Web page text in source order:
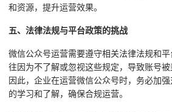
和资源，提升运营效果。
五、法律法规与平台政策的挑战
微信公众号运营需要遵守相关法律法规和
往因为不了解或忽视这些规定，导致账号被
因此，企业在运营微信公众号时，务必加
的学习和了解，确保合规运营。